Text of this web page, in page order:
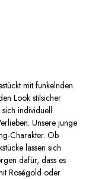
mit funkelnden
Look stilsicher
individuell
Unsere junge
Charakter. Ob
lassen sich
dafür, dass es
Roségold oder